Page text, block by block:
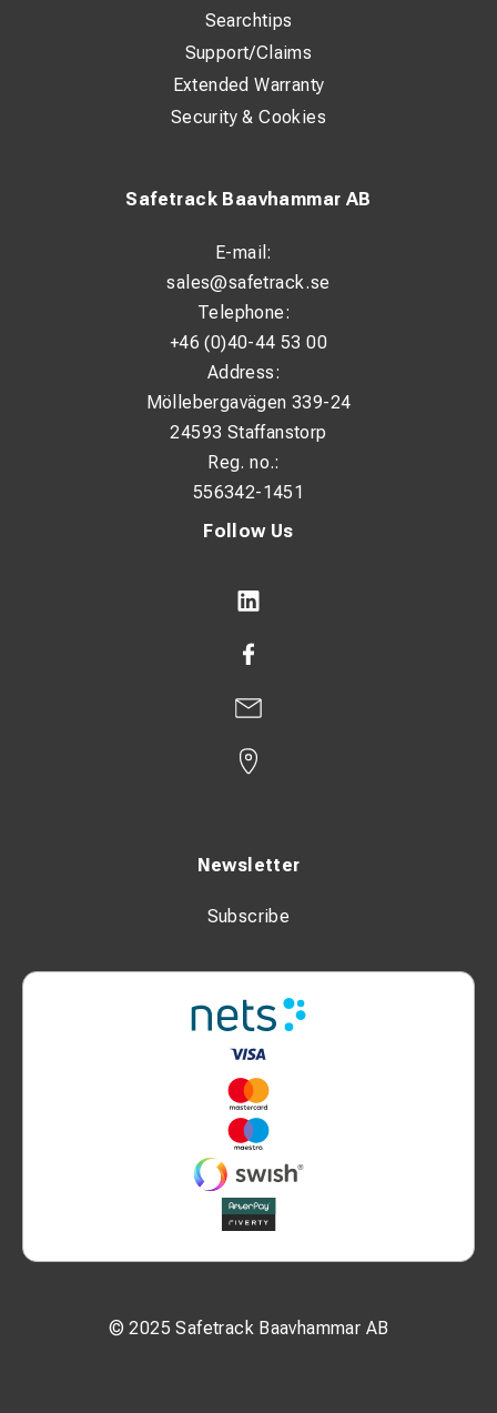
Follow Us
Newsletter
Subscribe
© 2025 Safetrack Baavhammar AB
Safetrack Baavhammar AB
E-mail:
sales@safetrack.se
Telephone:
+46 (0)40-44 53 00
Address:
Möllebergavägen 339-24
24593 Staffanstorp
Reg. no.:
556342-1451
Searchtips
Support/Claims
Extended Warranty
Security & Cookies